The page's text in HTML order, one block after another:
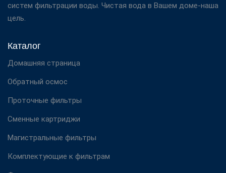
систем фильтрации воды. Чистая вода в Вашем доме-наша
цель.
Каталог
Домашняя страница
Обратный осмос
Проточные фильтры
Сменные картриджи
Магистральные фильтры
Комплектующие к фильтрам